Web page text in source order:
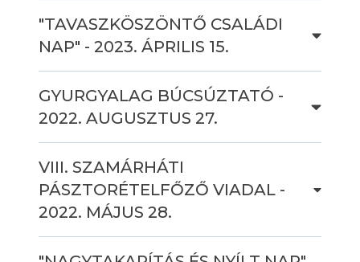
"TAVASZKÖSZÖNTŐ CSALÁDI
NAP" - 2023. ÁPRILIS 15.
GYURGYALAG BÚCSÚZTATÓ -
2022. AUGUSZTUS 27.
VIII. SZAMÁRHÁTI
PÁSZTORÉTELFŐZŐ VIADAL -
2022. MÁJUS 28.